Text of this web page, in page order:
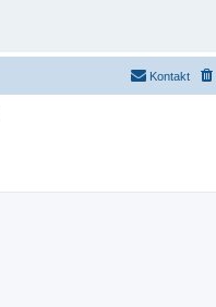
Kontakt